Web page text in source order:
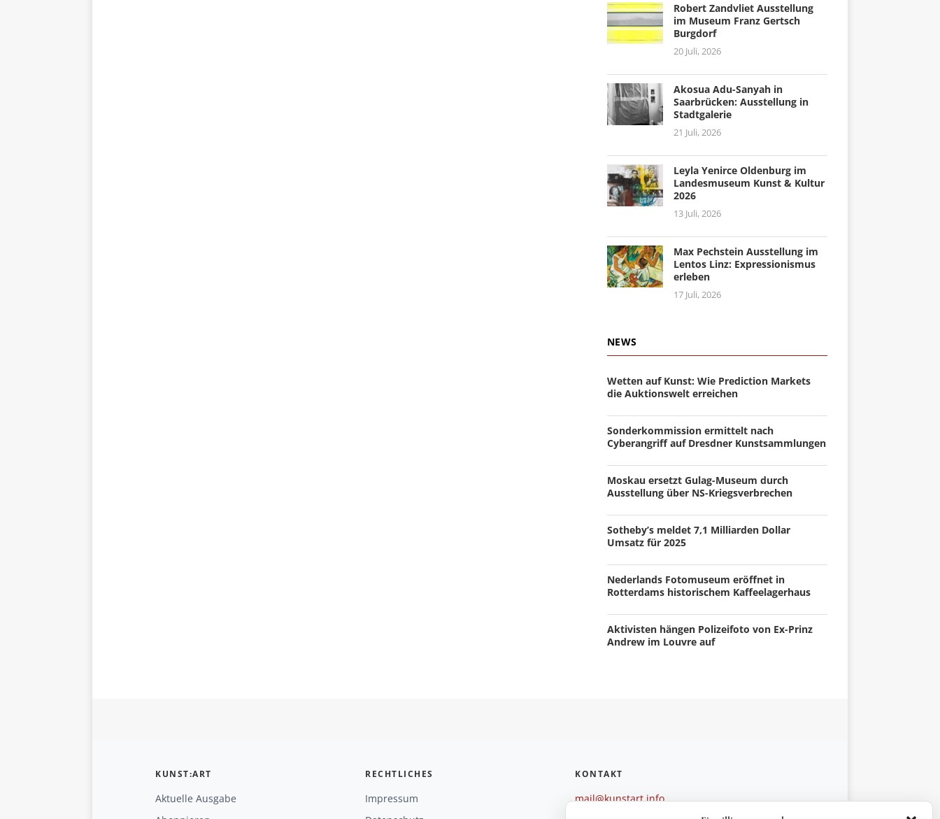
Robert Zandvliet Ausstellung
im Museum Franz Gertsch
Burgdorf
20 Juli, 2026
Akosua Adu-Sanyah in
Saarbrücken: Ausstellung in
Stadtgalerie
21 Juli, 2026
Leyla Yenirce Oldenburg im
Landesmuseum Kunst & Kultur
2026
13 Juli, 2026
Max Pechstein Ausstellung im
Lentos Linz: Expressionismus
erleben
17 Juli, 2026
NEWS
Wetten auf Kunst: Wie Prediction Markets
die Auktionswelt erreichen
Sonderkommission ermittelt nach
Cyberangriff auf Dresdner Kunstsammlungen
Moskau ersetzt Gulag-Museum durch
Ausstellung über NS-Kriegsverbrechen
Sotheby’s meldet 7,1 Milliarden Dollar
Umsatz für 2025
Nederlands Fotomuseum eröffnet in
Rotterdams historischem Kaffeelagerhaus
Aktivisten hängen Polizeifoto von Ex-Prinz
Andrew im Louvre auf
KUNST:ART
Aktuelle Ausgabe
RECHTLICHES
Impressum
KONTAKT
mail@kunstart.info